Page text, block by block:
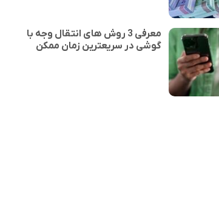
معرفی 3 روش های انتقال وجه با
گوشی در سریعترین زمان ممکن